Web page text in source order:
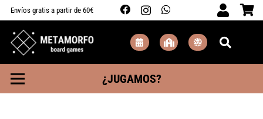
Envíos gratis a partir de 60€
¿JUGAMOS?